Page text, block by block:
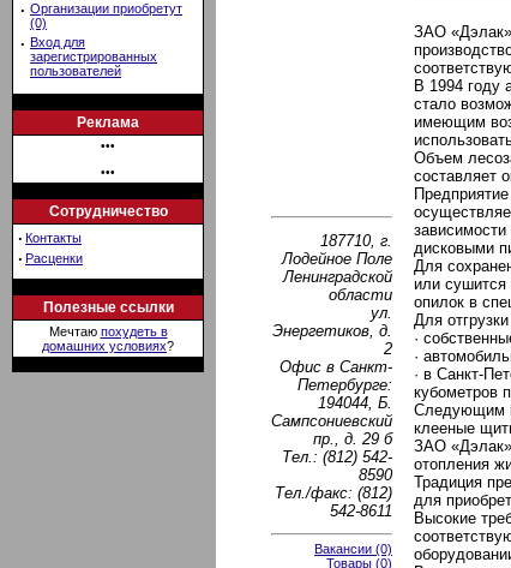
· Организации приобретут
(0)
· Вход для
зарегистрированных
пользователей
Реклама
•••
•••
Сотрудничество
· Контакты
· Расценки
Полезные ссылки
Мечтаю похудеть в
домашних условиях?
ЗАО «Дэлак»
В 1994 году
стало
имеющим
Объем
составляет
дисковыми
Для
или сушится
опилок в
Для
·
·
· в Санкт-
кубометров
Следующим
клееные
ЗАО
отопления
Традиция
для
Высокие
187710, г.
Лодейное Поле
Ленинградской
области
ул.
Энергетиков, д.
2
Офис в Санкт-
Петербурге:
194044, Б.
Сампсониевский
пр., д. 29 б
Тел.: (812) 542-
8590
Тел./факс: (812)
542-8611
Вакансии (0)
Товары (0)